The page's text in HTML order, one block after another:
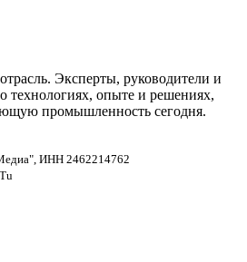
Эксперты, руководители и
технологиях, опыте и решениях,
промышленность сегодня.
ИНН 2462214762